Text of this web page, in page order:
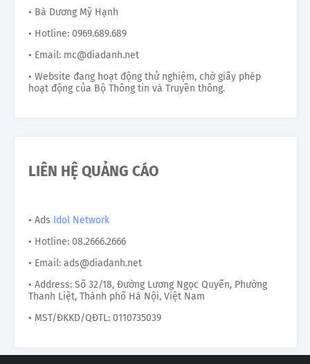
• Bà Dương Mỹ Hạnh
• Hotline: 0969.689.689
• Email: mc@diadanh.net
• Website đang hoạt động thử nghiệm, chờ giấy phép
hoạt động của Bộ Thông tin và Truyền thông.
LIÊN HỆ QUẢNG CÁO
• Ads Idol Network
• Hotline: 08.2666.2666
• Email: ads@diadanh.net
• Address: Số 32/18, Đường Lương Ngọc Quyến, Phường
Thanh Liệt, Thành phố Hà Nội, Việt Nam
• MST/ĐKKD/QĐTL: 0110735039